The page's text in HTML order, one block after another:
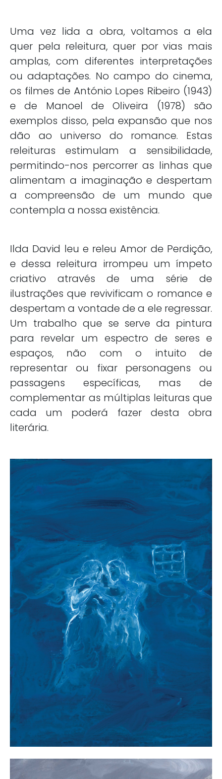
Uma vez lida a obra, voltamos a ela
quer pela releitura, quer por vias mais
amplas, com diferentes interpretações
ou adaptações. No campo do cinema,
os filmes de António Lopes Ribeiro (1943)
e de Manoel de Oliveira (1978) são
exemplos disso, pela expansão que nos
dão ao universo do romance. Estas
releituras estimulam a sensibilidade,
permitindo-nos percorrer as linhas que
alimentam a imaginação e despertam
a compreensão de um mundo que
contempla a nossa existência.
Ilda David leu e releu Amor de Perdição,
e dessa releitura irrompeu um ímpeto
criativo através de uma série de
ilustrações que revivificam o romance e
despertam a vontade de a ele regressar.
Um trabalho que se serve da pintura
para revelar um espectro de seres e
espaços, não com o intuito de
representar ou fixar personagens ou
passagens específicas, mas de
complementar as múltiplas leituras que
cada um poderá fazer desta obra
literária.